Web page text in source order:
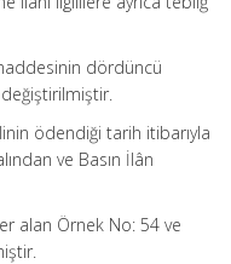
dördüncü
değiştirilmiştir.
ödendiği tarih itibarıyla
ve Basın İlân
alan Örnek No: 54 ve